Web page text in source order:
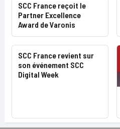
SCC France reçoit le
Partner Excellence
Award de Varonis
SCC France revient sur
son événement SCC
Digital Week